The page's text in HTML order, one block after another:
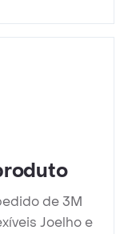
de 3M
Joelho e